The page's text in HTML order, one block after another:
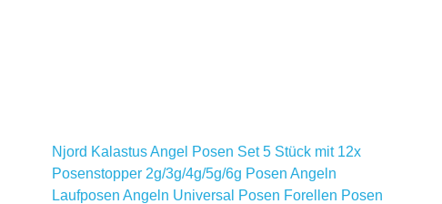
Njord Kalastus Angel Posen Set 5 Stück mit 12x
Posenstopper 2g/3g/4g/5g/6g Posen Angeln
Laufposen Angeln Universal Posen Forellen Posen